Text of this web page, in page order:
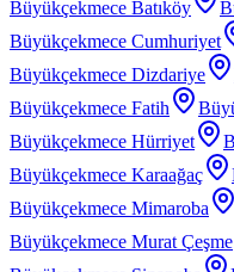
Büyükçekmece Batıköy
Büyükçekmece Cumhuriyet
Büyükçekmece Dizdariye
Büyükçekmece Fatih
Büyükçekmece Hürriyet
Büyükçekmece Karaağaç
Büyükçekmece Mimaroba
Büyükçekmece Murat Çeşme